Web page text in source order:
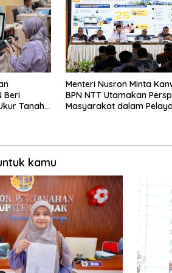
Beri
Tanah
Menteri Nusron Minta
BPN NTT Utamakan
Masyarakat dalam
kamu
Tak
Menteri
IPPAT Se-
Perkuat
Sinergi
Layanan
Pertanahan
Kementeria
Popular
Award
2026,
Komunikasi
Publik
Kembali
Diakui